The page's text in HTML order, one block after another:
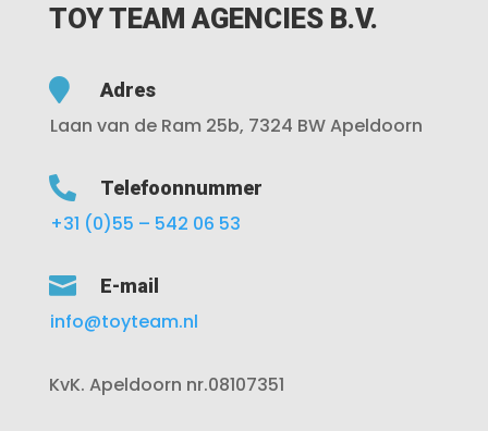
TOY TEAM AGENCIES B.V.
 Adres
Laan van de Ram 25b, 7324 BW Apeldoorn
 Telefoonnummer
+31 (0)55 – 542 06 53
 E-mail
info@toyteam.nl
KvK. Apeldoorn nr.08107351